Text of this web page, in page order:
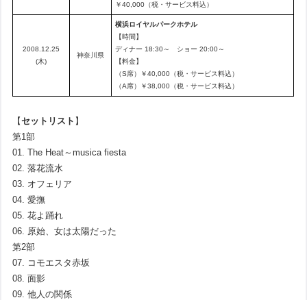
￥40,000（税・サービス料込）
2008.12.25
(木)
神奈川県
横浜ロイヤルパークホテル
【時間】
ディナー 18:30～ ショー 20:00～
【料金】
（S席）￥40,000（税・サービス料込）
（A席）￥38,000（税・サービス料込）
【セットリスト 】
第1部
01. The Heat～musica fiesta
02. 落花流水
03. オフェリア
04. 愛撫
05. 花よ踊れ
06. 原始、女は太陽だった
第2部
07. コモエスタ赤坂
08. 面影
09. 他人の関係